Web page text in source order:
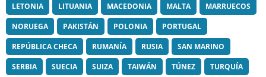
LETONIA
LITUANIA MACEDONIA MALTA
MARRUECOS
NORUEGA
PAKISTÁN POLONIA
PORTUGAL
REPÚBLICA CHECA
RUMANÍA RUSIA
SAN MARINO
SERBIA
SUECIA SUIZA TAIWÁN TÚNEZ TURQUÍA